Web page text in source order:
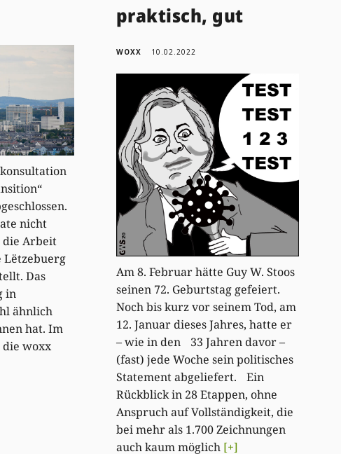
nicht
die Arbeit
Lëtzebuerg
Das
in
ähnlich
hat. Im
die woxx
praktisch, gut
WOXX 10.02.2022
Am 8. Februar hätte Guy W. Stoos
seinen 72. Geburtstag gefeiert.
Noch bis kurz vor seinem Tod, am
12. Januar dieses Jahres, hatte er
– wie in den 33 Jahren davor –
(fast) jede Woche sein politisches
Statement abgeliefert. Ein
Rückblick in 28 Etappen, ohne
Anspruch auf Vollständigkeit, die
bei mehr als 1.700 Zeichnungen
auch kaum möglich [+]